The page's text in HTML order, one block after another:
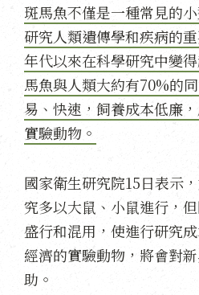
斑馬魚不僅是一種常見的
研究人類遺傳學和疾病的
年代以來在科學研究中變
馬魚與人類大約有70%的
易、快速，飼養成本低廉
實驗動物。​​
國家衛生研究院15日表示
究多以大鼠、小鼠進行，
盛行和混用，使進行研究
經濟的實驗動物，將會對
助。